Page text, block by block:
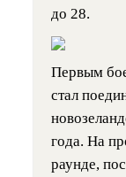
до 28.
Первым
стал
года. На
раунде,